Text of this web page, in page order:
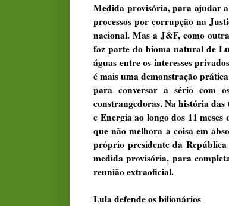
Medida provisória, para ajudar
processos por corrupção na
nacional. Mas a J&F, como
faz parte do bioma natural de
águas entre os interesses
é mais uma demonstração
para conversar a sério com
constrangedoras. Na história
e Energia ao longo dos 11
que não melhora a coisa em
próprio presidente da República
medida provisória, para
reunião extraoficial.
Lula defende os bilionários